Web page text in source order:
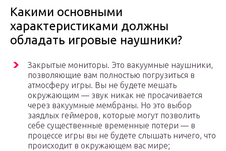
Какими основными
характеристиками должны
обладать игровые наушники?
Закрытые мониторы. Это вакуумные наушники,
позволяющие вам полностью погрузиться в
атмосферу игры. Вы не будете мешать
окружающим — звук никак не просачивается
через вакуумные мембраны. Но это выбор
заядлых геймеров, которые могут позволить
себе существенные временные потери — в
процессе игры вы не будете слышать ничего, что
происходит в окружающем вас мире;